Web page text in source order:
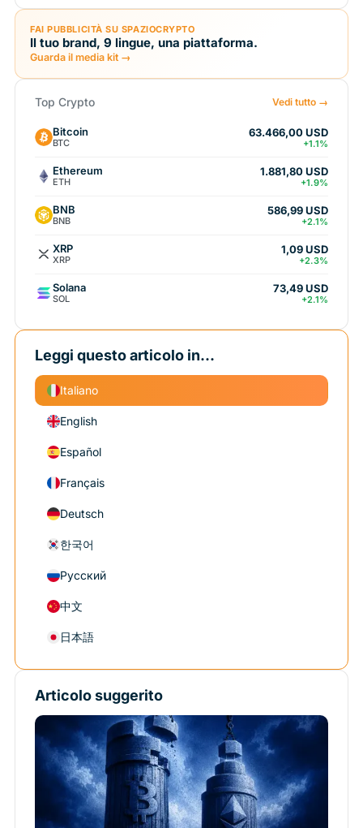
FAI PUBBLICITÀ SU SPAZIOCRYPTO
Il tuo brand, 9 lingue, una piattaforma.
Guarda il media kit →
Top Crypto Vedi tutto →
Bitcoin
BTC
63.466,00 USD
+1.1%
Ethereum
ETH
1.881,80 USD
+1.9%
BNB
BNB
586,99 USD
+2.1%
XRP
XRP
1,09 USD
+2.3%
Solana
SOL
73,49 USD
+2.1%
Leggi questo articolo in...
Italiano
English
Español
Français
Deutsch
한국어
Русский
中文
日本語
Articolo suggerito